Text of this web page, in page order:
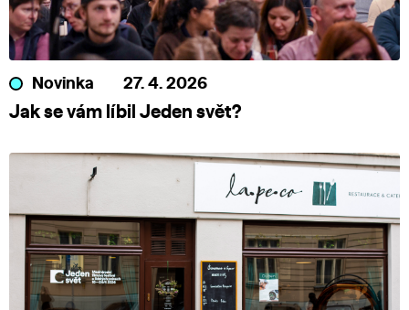
Novinka 27. 4. 2026
Jak se vám líbil Jeden svět?